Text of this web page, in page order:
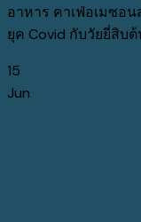
อาหาร คาเฟ่อเมซอ
ยุค Covid กับวัยยี่สิบต้
15
Jun